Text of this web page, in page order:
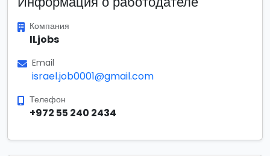
Компания
ILjobs
Email
israel.job0001@gmail.com
Телефон
+972 55 240 2434